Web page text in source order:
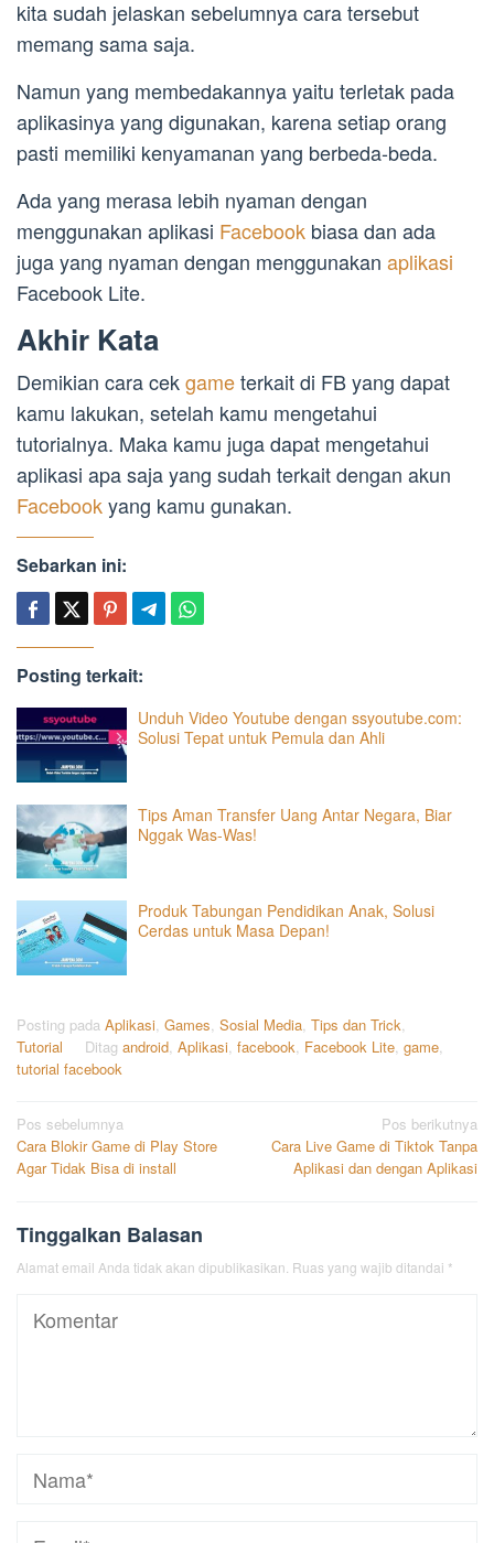
kita sudah jelaskan sebelumnya cara tersebut
memang sama saja.
Namun yang membedakannya yaitu terletak pada
aplikasinya yang digunakan, karena setiap orang
pasti memiliki kenyamanan yang berbeda-beda.
Ada yang merasa lebih nyaman dengan
menggunakan aplikasi Facebook biasa dan ada
juga yang nyaman dengan menggunakan aplikasi
Facebook Lite.
Akhir Kata
Demikian cara cekgameterkait di FB yang dapat
kamu lakukan, setelah kamu mengetahui
tutorialnya. Maka kamu juga dapat mengetahui
aplikasi apa saja yang sudah terkait dengan akun
Facebookyang kamu gunakan.
Sebarkan ini:
Posting terkait:
Unduh Video Youtube dengan ssyoutube.com:
Solusi Tepat untuk Pemula dan Ahli
Tips Aman Transfer Uang Antar Negara, Biar
Nggak Was-Was!
Produk Tabungan Pendidikan Anak, Solusi
Cerdas untuk Masa Depan!
Posting pada Aplikasi Games Sosial Media Tips dan Trick
Tutorial
Ditag android Aplikasi facebook Facebook Lite game
tutorial facebook
Navigasi
pos
Pos sebelumnya
Cara Blokir Game di Play Store
Agar Tidak Bisa di install
Pos berikutnya
Cara Live Game di Tiktok Tanpa
Aplikasi dan dengan Aplikasi
Tinggalkan Balasan
Alamat email Anda tidak akan dipublikasikan. Ruas yang wajib ditandai *